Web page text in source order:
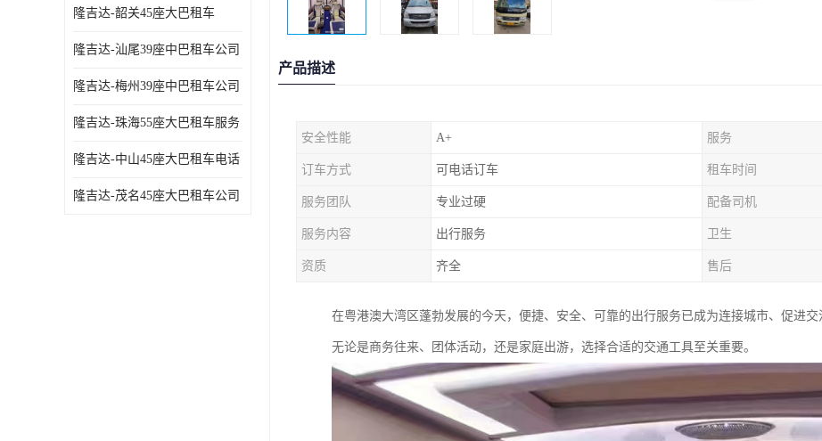
隆吉达-韶关45座大巴租车
隆吉达-汕尾39座中巴租车公司
隆吉达-梅州39座中巴租车公司
隆吉达-珠海55座大巴租车服务
隆吉达-中山45座大巴租车电话
隆吉达-茂名45座大巴租车公司
产品描述
安全性能 A+ 服务
订车方式 可电话订车 租车时间
服务团队 专业过硬 配备司机
服务内容 出行服务 卫生
资质 齐全 售后
在粤港澳大湾区蓬勃发展的今天，便捷、安全、可靠的出行服务已成为连接城市、促进交
无论是商务往来、团体活动，还是家庭出游，选择合适的交通工具至关重要。